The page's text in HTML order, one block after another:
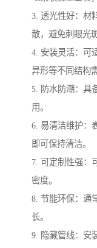
3. 透光性好：材
散，避免刺眼光斑
4. 安装灵活：可
异形等不同结构
5. 防水防潮：具
用。
6. 易清洁维护：
即可保持清洁。
7. 可定制性强：
密度。
8. 节能环保：通
长。
9. 隐藏管线：安